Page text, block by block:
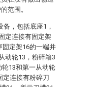
范围。
，包括底座1，
定连接有固定架
固定架16的一端并
动轮13，粉碎箱3
13和第一从动轮
定连接有粉碎刀